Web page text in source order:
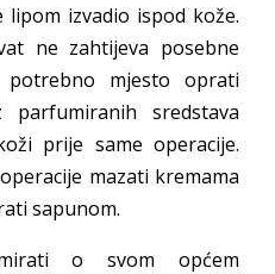
izvadio ispod kože.
ne zahtijeva posebne
mjesto oprati
sredstava
prije same operacije.
mazati kremama
sapunom.
o svom općem